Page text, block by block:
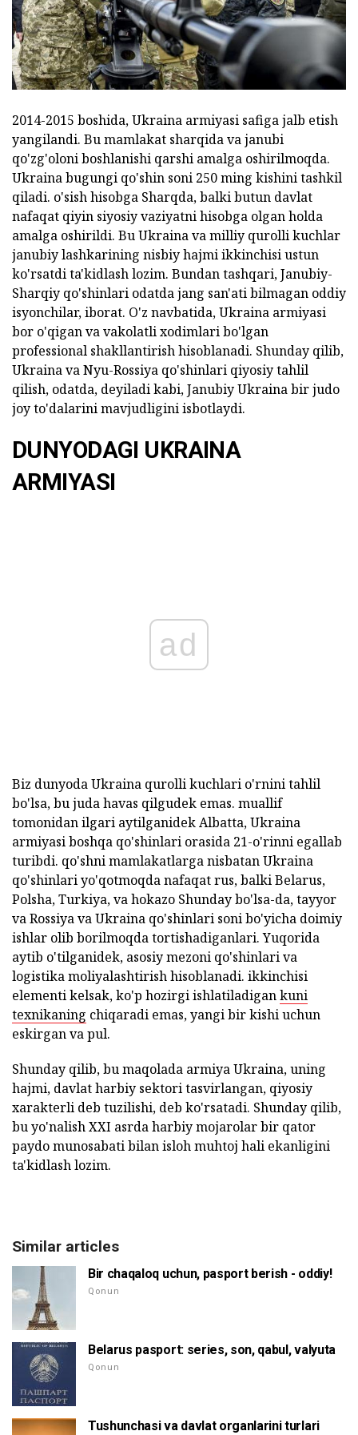
2014-2015 boshida, Ukraina armiyasi safiga jalb etish
yangilandi. Bu mamlakat sharqida va janubi
qo'zg'oloni boshlanishi qarshi amalga oshirilmoqda.
Ukraina bugungi qo'shin soni 250 ming kishini tashkil
qiladi. o'sish hisobga Sharqda, balki butun davlat
nafaqat qiyin siyosiy vaziyatni hisobga olgan holda
amalga oshirildi. Bu Ukraina va milliy qurolli kuchlar
janubiy lashkarining nisbiy hajmi ikkinchisi ustun
ko'rsatdi ta'kidlash lozim. Bundan tashqari, Janubiy-
Sharqiy qo'shinlari odatda jang san'ati bilmagan oddiy
isyonchilar, iborat. O'z navbatida, Ukraina armiyasi
bor o'qigan va vakolatli xodimlari bo'lgan
professional shakllantirish hisoblanadi. Shunday qilib,
Ukraina va Nyu-Rossiya qo'shinlari qiyosiy tahlil
qilish, odatda, deyiladi kabi, Janubiy Ukraina bir judo
joy to'dalarini mavjudligini isbotlaydi.
DUNYODAGI UKRAINA
ARMIYASI
ad
Biz dunyoda Ukraina qurolli kuchlari o'rnini tahlil
bo'lsa, bu juda havas qilgudek emas. muallif
tomonidan ilgari aytilganidek Albatta, Ukraina
armiyasi boshqa qo'shinlari orasida 21-o'rinni egallab
turibdi. qo'shni mamlakatlarga nisbatan Ukraina
qo'shinlari yo'qotmoqda nafaqat rus, balki Belarus,
Polsha, Turkiya, va hokazo Shunday bo'lsa-da, tayyor
va Rossiya va Ukraina qo'shinlari soni bo'yicha doimiy
ishlar olib borilmoqda tortishadiganlari. Yuqorida
aytib o'tilganidek, asosiy mezoni qo'shinlari va
logistika moliyalashtirish hisoblanadi. ikkinchisi
elementi kelsak, ko'p hozirgi ishlatiladigankuni
texnikaning chiqaradi emas, yangi bir kishi uchun
eskirgan va pul.
Shunday qilib, bu maqolada armiya Ukraina, uning
hajmi, davlat harbiy sektori tasvirlangan, qiyosiy
xarakterli deb tuzilishi, deb ko'rsatadi. Shunday qilib,
bu yo'nalish XXI asrda harbiy mojarolar bir qator
paydo munosabati bilan isloh muhtoj hali ekanligini
ta'kidlash lozim.
Similar articles
Bir chaqaloq uchun, pasport berish - oddiy!
Qonun
Belarus pasport: series, son, qabul, valyuta
Qonun
Tushunchasi va davlat organlarini turlari